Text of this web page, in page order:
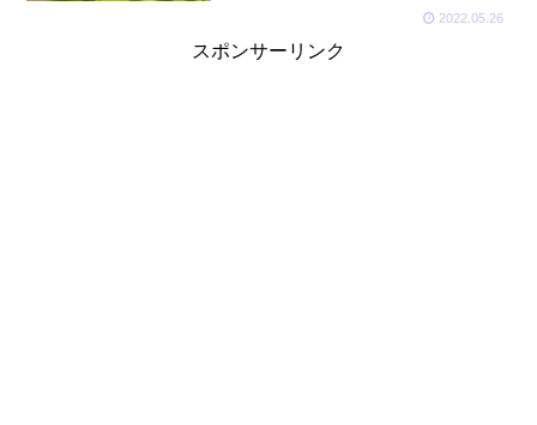
2022.05.26
スポンサーリンク